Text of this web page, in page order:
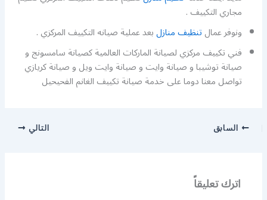
مجاري التكييف .
ونوفر عمالتنظيف منازلبعد عملية صيانه التكييف المركزي .
فني تكييف مركزي لصيانة الماركات العالمية كصيانة سامسونج و
صيانة توشيبا و صيانة وايت و صيانة وايت ويل و صيانة كريازي
تواصل معنا دوما على خدمة صيانة تكييف الغانم الفحيحيل
السابق التالي
اترك تعليقاً